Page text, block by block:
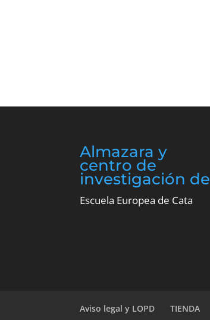
Almazara y
centro de
investigación de
Escuela Europea de Cata
Aviso legal y LOPD TIENDA